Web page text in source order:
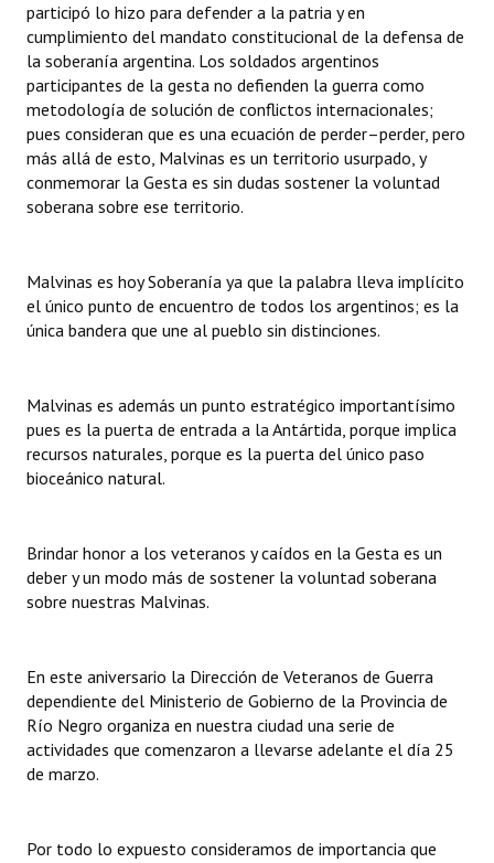
Registros y Distinciones
Datos Históricos
Premio al Mérito - Registro
Audiencias Públicas - Registro
Mujeres que Dejaron Huellas - Registro
Ciudadano Ilustre - Registro
Banca del Vecino - Registro
Antiguos Pobladores - Registro
Reconocimientos - Registro
Entrega de distinciones
participó lo hizo para defender a la patria y en
cumplimiento del mandato constitucional de la defensa de
la soberanía argentina. Los soldados argentinos
participantes de la gesta no defienden la guerra como
metodología de solución de conflictos internacionales;
pues consideran que es una ecuación de perder–perder, pero
más allá de esto, Malvinas es un territorio usurpado, y
conmemorar la Gesta es sin dudas sostener la voluntad
soberana sobre ese territorio.
Malvinas es hoy Soberanía ya que la palabra lleva implícito
el único punto de encuentro de todos los argentinos; es la
única bandera que une al pueblo sin distinciones.
Malvinas es además un punto estratégico importantísimo
pues es la puerta de entrada a la Antártida, porque implica
recursos naturales, porque es la puerta del único paso
bioceánico natural.
Brindar honor a los veteranos y caídos en la Gesta es un
deber y un modo más de sostener la voluntad soberana
sobre nuestras Malvinas.
En este aniversario la Dirección de Veteranos de Guerra
dependiente del Ministerio de Gobierno de la Provincia de
Río Negro organiza en nuestra ciudad una serie de
actividades que comenzaron a llevarse adelante el día 25
de marzo.
Por todo lo expuesto consideramos de importancia que